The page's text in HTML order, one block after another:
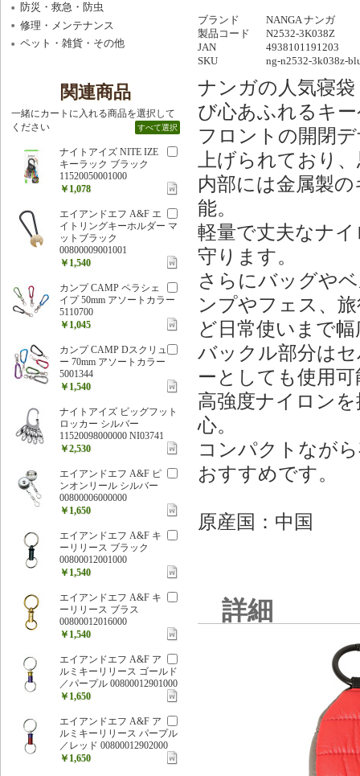
ブランド
NANGA ナンガ
製品コード
N2532-3K038Z
JAN
4938101191203
SKU
ng-n2532-3k038z-
ナンガの人気寝
び心あふれるキ
フロントの開閉
上げられており
内部には金属製
能。
軽量で丈夫なナ
守ります。
さらにバッグや
ンプやフェス、
ど日常使いまで
バックル部分は
ーとしても使用可
高強度ナイロン
心。
コンパクトなが
おすすめです。
原産国：中国
詳細
防災・救急・防虫
修理・メンテナンス
ペット・雑貨・その他
関連商品
一緒にカートに入れる商品を選択して
ください
すべて選択
ナイトアイズ NITE IZE
キーラック ブラック
11520050001000
￥1,078
エイアンドエフ A&F エ
イトリングキーホルダー マ
ットブラック
00800009001001
￥1,540
カンプ CAMP ペラシェ
イプ 50mm アソートカラー
5110700
￥1,045
カンプ CAMP Dスクリュ
ー 70mm アソートカラー
5001344
￥1,540
ナイトアイズ ビッグフット
ロッカー シルバー
11520098000000 NI03741
￥2,530
エイアンドエフ A&F ピ
ンオンリール シルバー
00800006000000
￥1,650
エイアンドエフ A&F キ
ーリリース ブラック
00800012001000
￥1,540
エイアンドエフ A&F キ
ーリリース ブラス
00800012016000
￥1,540
エイアンドエフ A&F ア
ルミキーリリース ゴールド
／パープル 00800012901000
￥1,650
エイアンドエフ A&F ア
ルミキーリリース パープル
／レッド 00800012902000
￥1,650